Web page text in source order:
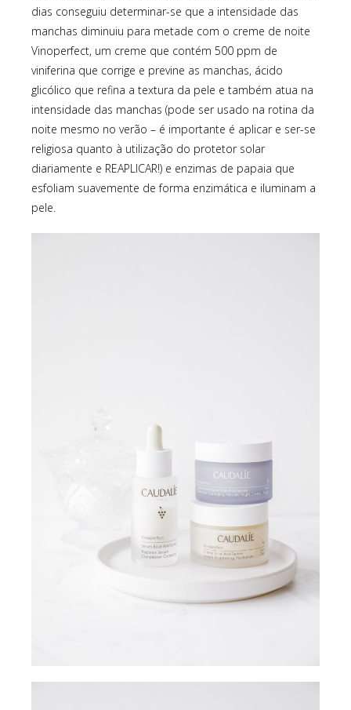
dias conseguiu determinar-se que a intensidade das
manchas diminuiu para metade com o creme de noite
Vinoperfect, um creme que contém 500 ppm de
viniferina que corrige e previne as manchas, ácido
glicólico que refina a textura da pele e também atua na
intensidade das manchas (pode ser usado na rotina da
noite mesmo no verão – é importante é aplicar e ser-se
religiosa quanto à utilização do protetor solar
diariamente e REAPLICAR!) e enzimas de papaia que
esfoliam suavemente de forma enzimática e iluminam a
pele.